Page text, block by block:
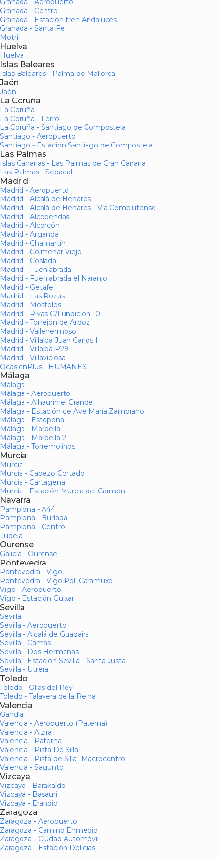
Granada - Aeropuerto
Granada - Centro
Granada - Estación tren Andaluces
Granada - Santa Fe
Motril
Huelva
Huelva
Islas Baleares
Islas Baleares - Palma de Mallorca
Jaén
Jaén
La Coruña
La Coruña
La Coruña - Ferrol
La Coruña - Santiago de Compostela
Santiago - Aeropuerto
Santiago - Estación Santiago de Compostela
Las Palmas
Islas Canarias - Las Palmas de Gran Canaria
Las Palmas - Sebadal
Madrid
Madrid - Aeropuerto
Madrid - Alcalá de Henares
Madrid - Alcalá de Henares - Vía Complutense
Madrid - Alcobendas
Madrid - Alcorcón
Madrid - Arganda
Madrid - Chamartín
Madrid - Colmenar Viejo
Madrid - Coslada
Madrid - Fuenlabrada
Madrid - Fuenlabrada el Naranjo
Madrid - Getafe
Madrid - Las Rozas
Madrid - Móstoles
Madrid - Rivas C/Fundición 10
Madrid - Torrejón de Ardoz
Madrid - Vallehermoso
Madrid - Villalba Juan Carlos I
Madrid - Villalba P29
Madrid - Villaviciosa
OcasionPlus - HUMANES
Málaga
Málaga
Málaga - Aeropuerto
Málaga - Alhaurín el Grande
Málaga - Estación de Ave María Zambrano
Málaga - Estepona
Málaga - Marbella
Málaga - Marbella 2
Málaga - Torremolinos
Murcia
Murcia
Murcia - Cabezo Cortado
Murcia - Cartagena
Murcia - Estación Murcia del Carmen
Navarra
Pamplona - A44
Pamplona - Burlada
Pamplona - Centro
Tudela
Ourense
Galicia - Ourense
Pontevedra
Pontevedra - Vigo
Pontevedra - Vigo Pol. Caramuxo
Vigo - Aeropuerto
Vigo - Estación Guixar
Sevilla
Sevilla
Sevilla - Aeropuerto
Sevilla - Alcalá de Guadaira
Sevilla - Camas
Sevilla - Dos Hermanas
Sevilla - Estación Sevilla - Santa Justa
Sevilla - Utrera
Toledo
Toledo - Olías del Rey
Toledo - Talavera de la Reina
Valencia
Gandía
Valencia - Aeropuerto (Paterna)
Valencia - Alzira
Valencia - Paterna
Valencia - Pista De Silla
Valencia - Pista de Silla -Macrocentro
Valencia - Sagunto
Vizcaya
Vizcaya - Barakaldo
Vizcaya - Basauri
Vizcaya - Erandio
Zaragoza
Zaragoza - Aeropuerto
Zaragoza - Camino Enmedio
Zaragoza - Ciudad Automóvil
Zaragoza - Estación Delicias